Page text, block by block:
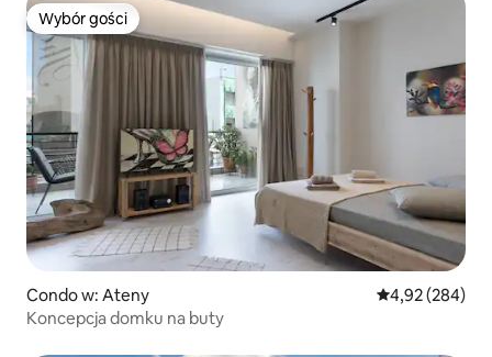
Wybór gości
Wybór gości
Condo w: Ateny Średnia
4,92 (284)
Koncepcja domku na buty